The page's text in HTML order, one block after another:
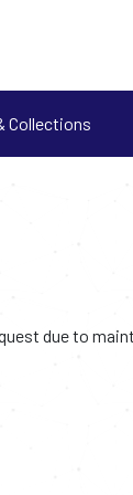
Collections
due to